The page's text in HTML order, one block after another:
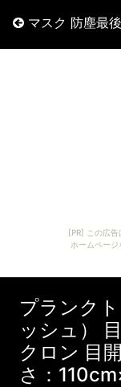
[PR] この広告
ホームページ
マスク 防塵最
プランク
ッシュ）
クロン 目
さ：